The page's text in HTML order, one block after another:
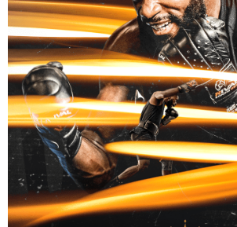
digital
ARTWORK – TONY YOKA –